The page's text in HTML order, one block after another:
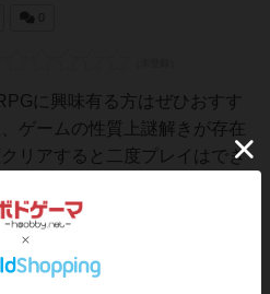
に興味有る方はぜひおすす
ゲームの性質上謎解きが存在
リアすると二度プレイはでき
抑えきれず2人でプレイしま
結果思うことは4人集まるま
れば...